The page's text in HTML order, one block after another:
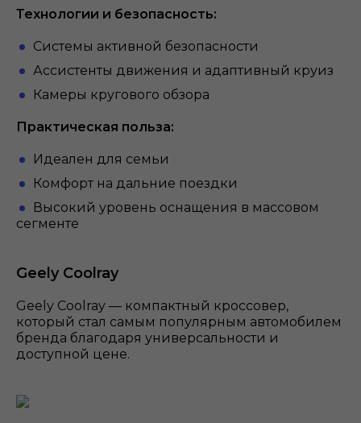
Технологии и безопасность:
Системы активной безопасности
Ассистенты движения и адаптивный круиз
Камеры кругового обзора
Практическая польза:
Идеален для семьи
Комфорт на дальние поездки
Высокий уровень оснащения в массовом
сегменте
Geely Coolray
Geely Coolray — компактный кроссовер,
который стал самым популярным автомобилем
бренда благодаря универсальности и
доступной цене.